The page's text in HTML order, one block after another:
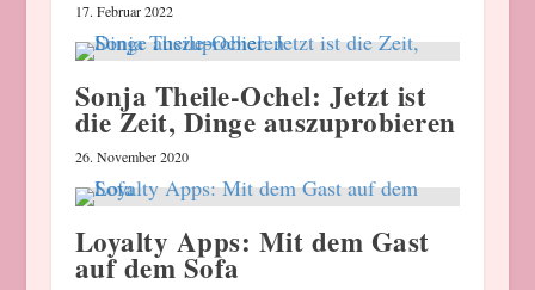
17. Februar 2022
Sonja Theile-Ochel: Jetzt ist
die Zeit, Dinge auszuprobieren
26. November 2020
Loyalty Apps: Mit dem Gast
auf dem Sofa